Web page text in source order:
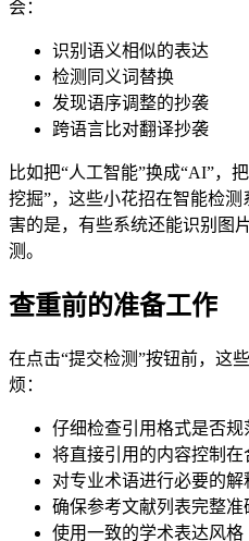
会：
识别语义相似的表达
检测同义词替换
发现语序调整的抄袭
跨语言比对翻译抄袭
比如把“人工智能”换成“AI”，
挖掘”，这些小花招在智能检
害的是，有些系统还能识别图
测。
查重前的准备工作
在点击“提交检测”按钮前，这
烦：
仔细检查引用格式是否规
将直接引用的内容控制在
对专业术语进行必要的解
确保参考文献列表完整准
使用一致的学术表达风格